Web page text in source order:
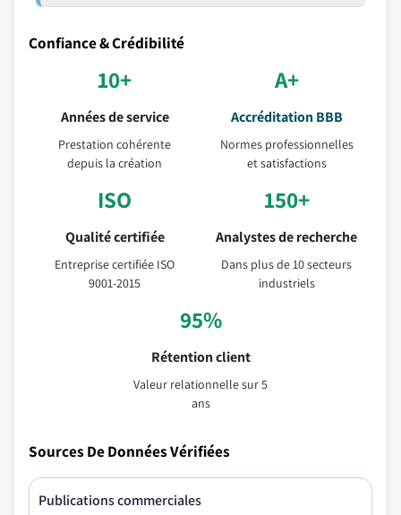
Confiance & Crédibilité
10+
Années de service
Prestation cohérente
depuis la création
A+
Accréditation BBB
Normes professionnelles
et satisfactions
ISO
Qualité certifiée
Entreprise certifiée ISO
9001-2015
150+
Analystes de recherche
Dans plus de 10 secteurs
industriels
95%
Rétention client
Valeur relationnelle sur 5
ans
Sources De Données Vérifiées
Publications commerciales